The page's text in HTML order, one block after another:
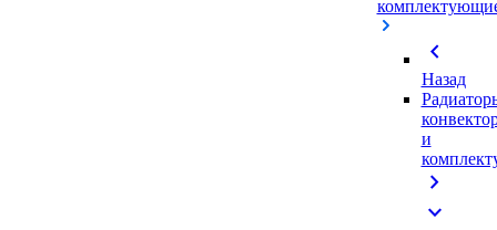
chevron_left
Назад
и
chevron_right
expand_more